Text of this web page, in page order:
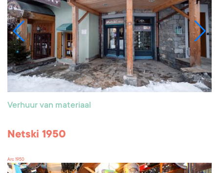
Verhuur van materiaal
Netski 1950
Arc 1950